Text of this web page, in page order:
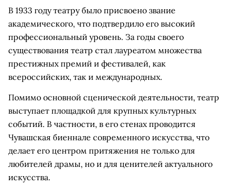
В 1933 году театру было присвоено звание
академического, что подтвердило его высокий
профессиональный уровень. За годы своего
существования театр стал лауреатом множества
престижных премий и фестивалей, как
всероссийских, так и международных.
Помимо основной сценической деятельности, театр
выступает площадкой для крупных культурных
событий. В частности, в его стенах проводится
Чувашская биеннале современного искусства, что
делает его центром притяжения не только для
любителей драмы, но и для ценителей актуального
искусства.